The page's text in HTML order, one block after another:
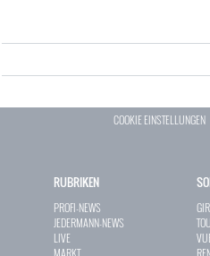
COOKIE EINSTELLUNGEN
RUBRIKEN
PROFI-NEWS
JEDERMANN-NEWS
LIVE